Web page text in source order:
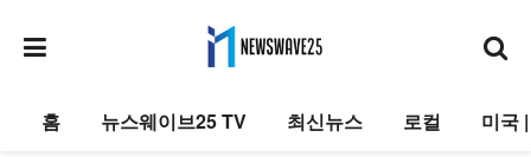
홈 뉴스웨이브25 TV 최신뉴스 로컬 미국